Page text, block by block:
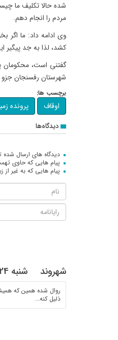
شده حالا تکلیف ما
مردم را انجام دهم.
وی ادامه داد: ما اگر
کشد، لذا به جد
شهرستان رفسنجان
برچسب ها:
اوقاف پرونده
دیدگاه‌ها
دیدگاه های ارسال
پیام هایی که حاوی
پیام هایی که به غیر
شهروند شنبه 24 آبان 1404
روال شده همین که
ذلیل کنه...